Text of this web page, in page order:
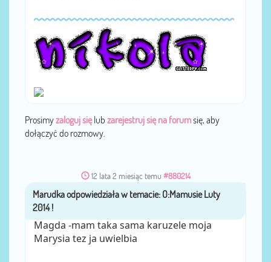
Prosimyzaloguj sięlub zarejestruj się na forumsię, aby
dołączyć do rozmowy.
12 lata 2 miesiąc temu #880214
przezMarudka
Magda -mam taka sama karuzele moja
Marysia tez ja uwielbia